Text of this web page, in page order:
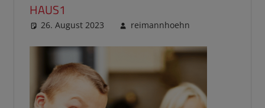
HAUS1
26. August 2023 reimannhoehn